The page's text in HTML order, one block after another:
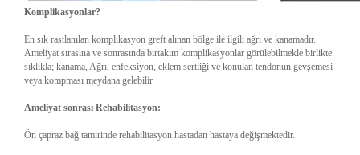
Komplikasyonlar?
En sık rastlanılan komplikasyon greft alınan bölge ile ilgili ağrı ve kanamadır.
Ameliyat sırasına ve sonrasında birtakım komplikasyonlar görülebilmekle birlikte
sıklıkla; kanama, Ağrı, enfeksiyon, eklem sertliği ve konulan tendonun gevşemesi
veya kompması meydana gelebilir
Ameliyat sonrası Rehabilitasyon:
Ön çapraz bağ tamirinde rehabilitasyon hastadan hastaya değişmektedir.